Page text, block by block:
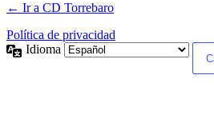
← Ir a CD Torrebaro
Política de privacidad
Idioma